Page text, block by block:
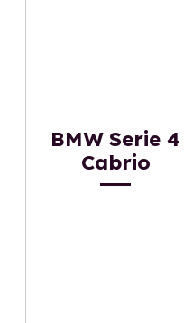
BMW Serie 4
Cabrio